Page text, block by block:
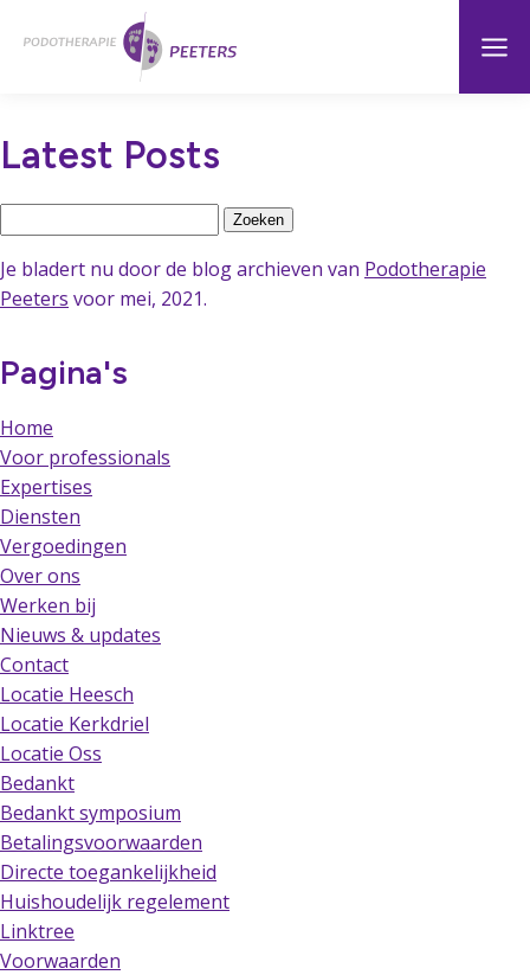
hoofdinhoud
Latest Posts
Je bladert nu door de blog archieven van Podotherapie
Peeters voor mei, 2021.
Pagina's
Home
Voor professionals
Expertises
Diensten
Vergoedingen
Over ons
Werken bij
Nieuws & updates
Contact
Locatie Heesch
Locatie Kerkdriel
Locatie Oss
Bedankt
Bedankt symposium
Betalingsvoorwaarden
Directe toegankelijkheid
Huishoudelijk regelement
Linktree
Voorwaarden